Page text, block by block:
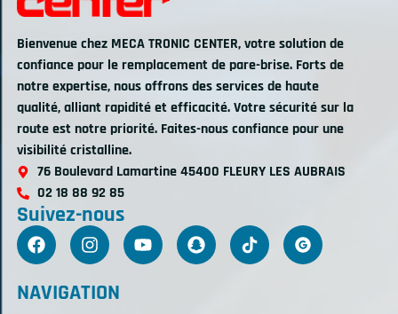
Bienvenue chez MECA TRONIC CENTER, votre solution de
confiance pour le remplacement de pare-brise. Forts de
notre expertise, nous offrons des services de haute
qualité, alliant rapidité et efficacité. Votre sécurité sur la
route est notre priorité. Faites-nous confiance pour une
visibilité cristalline.
76 Boulevard Lamartine 45400 FLEURY LES AUBRAIS
02 18 88 92 85
Suivez-nous
NAVIGATION